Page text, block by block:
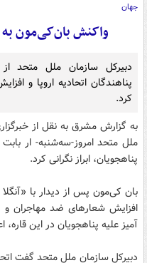
جهان
واکنش بان‌کی‌مون به
دبیرکل سازمان ملل
پناهندگان اتحادیه اروپا و
کرد.
به گزارش مشرق به نقل از
ملل متحد امروز-سه‌شنبه- ار بابت
پناهجویان، ابراز نگرانی کرد.
بان کی‌مون پس از دیدار با
افزایش شعار‌های ضد مهاجران و
آمیز علیه پناهجویان در این قاره،
دبیرکل سازمان ملل متحد گفت